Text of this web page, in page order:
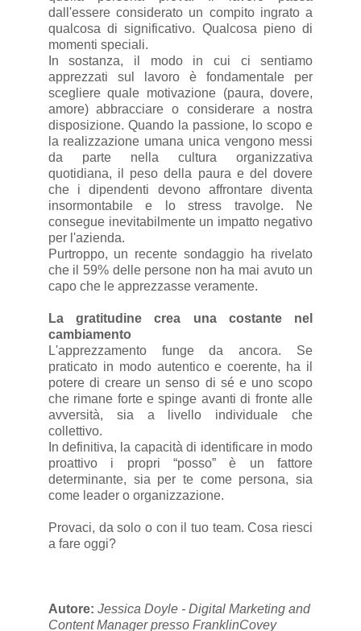
dall'essere considerato un compito ingrato a
qualcosa di significativo. Qualcosa pieno di
momenti speciali.
In sostanza, il modo in cui ci sentiamo
apprezzati sul lavoro è fondamentale per
scegliere quale motivazione (paura, dovere,
amore) abbracciare o considerare a nostra
disposizione. Quando la passione, lo scopo e
la realizzazione umana unica vengono messi
da parte nella cultura organizzativa
quotidiana, il peso della paura e del dovere
che i dipendenti devono affrontare diventa
insormontabile e lo stress travolge. Ne
consegue inevitabilmente un impatto negativo
per l'azienda.
Purtroppo, un recente sondaggio ha rivelato
che il 59% delle persone non ha mai avuto un
capo che le apprezzasse veramente.
La gratitudine crea una costante nel
cambiamento
L'apprezzamento funge da ancora. Se
praticato in modo autentico e coerente, ha il
potere di creare un senso di sé e uno scopo
che rimane forte e spinge avanti di fronte alle
avversità, sia a livello individuale che
collettivo.
In definitiva, la capacità di identificare in modo
proattivo i propri “posso” è un fattore
determinante, sia per te come persona, sia
come leader o organizzazione.
Provaci, da solo o con il tuo team. Cosa riesci
a fare oggi?
Autore: Jessica Doyle - Digital Marketing and
Content Manager presso FranklinCovey